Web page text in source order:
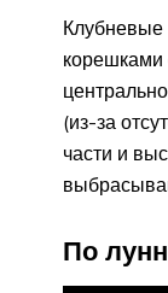
Клубневые
(из-за
части и
По